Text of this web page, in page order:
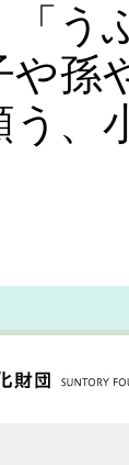
「う
や孫
う、